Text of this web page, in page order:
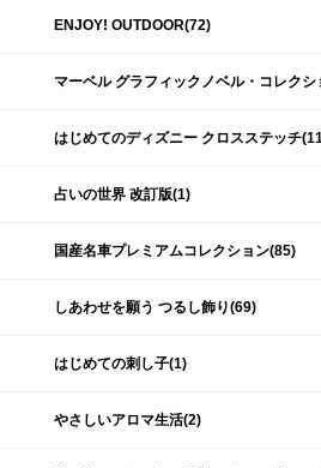
ENJOY! OUTDOOR(72)
マーベル グラフィックノベル・コレク
はじめてのディズニー クロスステッチ
占いの世界 改訂版(1)
国産名車プレミアムコレクション(85)
しあわせを願う つるし飾り(69)
はじめての刺し子(1)
やさしいアロマ生活(2)